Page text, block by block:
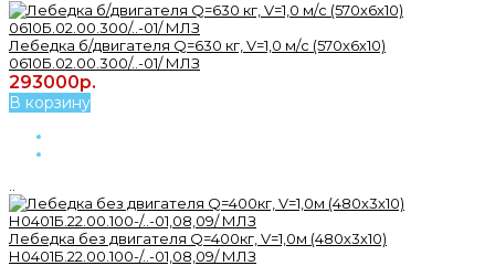
Лебедка б/двигателя Q=630 кг, V=1,0 м/с (570х6х10)
0610Б.02.00.300/..-01/ МЛЗ
293000р.
В корзину
Лебедка без двигателя Q=400кг, V=1,0м (480х3х10)
Н0401Б.22.00.100-/..-01,08,09/ МЛЗ